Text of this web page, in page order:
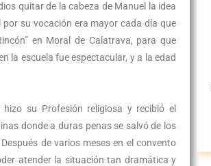
quitar de la cabeza de Manuel la idea
su vocación era mayor cada día que
en Moral de Calatrava, para que
la escuela fue espectacular, y a la edad
su Profesión religiosa y recibió el
donde a duras penas se salvó de los
de varios meses en el convento
atender la situación tan dramática y